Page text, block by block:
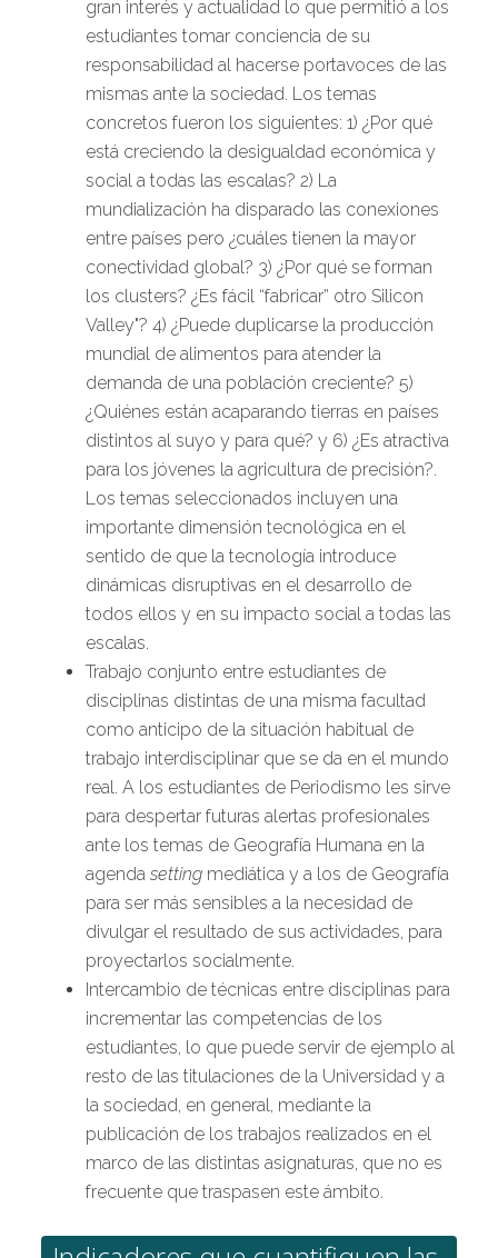
gran interés y actualidad lo que permitió a los
estudiantes tomar conciencia de su
responsabilidad al hacerse portavoces de las
mismas ante la sociedad. Los temas
concretos fueron los siguientes: 1) ¿Por qué
está creciendo la desigualdad económica y
social a todas las escalas? 2) La
mundialización ha disparado las conexiones
entre países pero ¿cuáles tienen la mayor
conectividad global? 3) ¿Por qué se forman
los clusters? ¿Es fácil “fabricar” otro Silicon
Valley"? 4) ¿Puede duplicarse la producción
mundial de alimentos para atender la
demanda de una población creciente? 5)
¿Quiénes están acaparando tierras en países
distintos al suyo y para qué? y 6) ¿Es atractiva
para los jóvenes la agricultura de precisión?.
Los temas seleccionados incluyen una
importante dimensión tecnológica en el
sentido de que la tecnología introduce
dinámicas disruptivas en el desarrollo de
todos ellos y en su impacto social a todas las
escalas.
Trabajo conjunto entre estudiantes de
disciplinas distintas de una misma facultad
como anticipo de la situación habitual de
trabajo interdisciplinar que se da en el mundo
real. A los estudiantes de Periodismo les sirve
para despertar futuras alertas profesionales
ante los temas de Geografía Humana en la
agendasetting mediática y a los de Geografía
para ser más sensibles a la necesidad de
divulgar el resultado de sus actividades, para
proyectarlos socialmente.
Intercambio de técnicas entre disciplinas para
incrementar las competencias de los
estudiantes, lo que puede servir de ejemplo al
resto de las titulaciones de la Universidad y a
la sociedad, en general, mediante la
publicación de los trabajos realizados en el
marco de las distintas asignaturas, que no es
frecuente que traspasen este ámbito.